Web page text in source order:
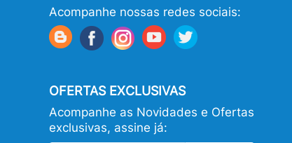
Acompanhe nossas redes sociais:
OFERTAS EXCLUSIVAS
Acompanhe as Novidades e Ofertas
exclusivas, assine já: